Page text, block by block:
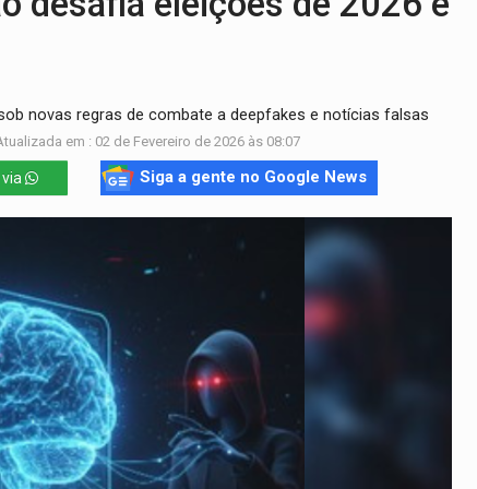
nacional com participação de Marcela Bonfim
greve da educação municipal em Porto Velho
oficina de Comunicação com oportunidade de integrar equipe
em colisão entre carreta e Fiat Uno na BR-364
novas regras de combate a deepfakes e notícias falsas
em : 02 de Fevereiro de 2026 às 08:07
Siga a gente no Google News